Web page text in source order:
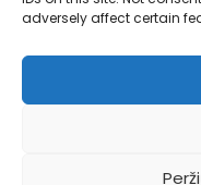
adversely affect certain
+370 600 77017
Visos teisės